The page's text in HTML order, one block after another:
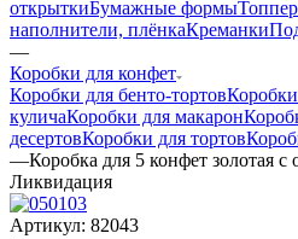
открыткиБумажные формы
наполнители, плёнкаКреманки
—
Коробки для конфет
Коробки для бенто-тортов
куличаКоробки для макарон
десертовКоробки для тортов
—Коробка для 5 конфет золотая
Ликвидация
Артикул: 82043